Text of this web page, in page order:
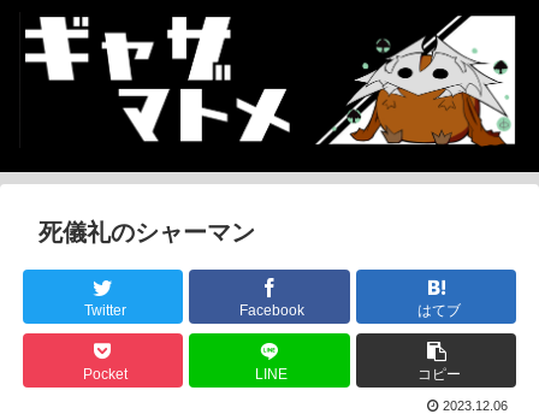
死儀礼のシャーマン
Twitter Facebook はてブ
Pocket LINE コピー
2023.12.06